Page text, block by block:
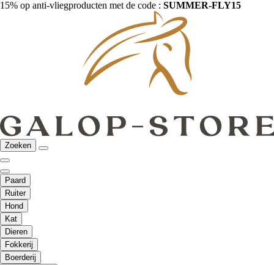
15% op anti-vliegproducten met de code : SUMMER-FLY15
Zoeken
Paard
Ruiter
Hond
Kat
Dieren
Fokkerij
Boerderij